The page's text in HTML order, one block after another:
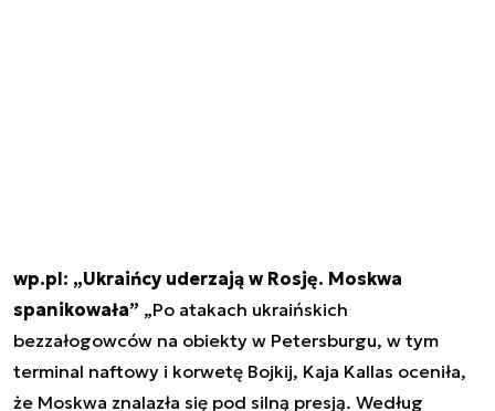
wp.pl: „Ukraińcy uderzają w Rosję. Moskwa
spanikowała” „Po atakach ukraińskich
bezzałogowców na obiekty w Petersburgu, w tym
terminal naftowy i korwetę Bojkij, Kaja Kallas oceniła,
że Moskwa znalazła się pod silną presją. Według